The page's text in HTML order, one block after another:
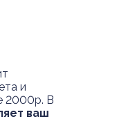
и
2000р. В
ваш